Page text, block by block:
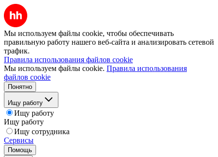
Мы используем файлы cookie, чтобы обеспечивать
правильную работу нашего веб-сайта и анализировать сетевой
трафик.
Правила использования файлов cookie
Мы используем файлы cookie. Правила использования
файлов cookie
Понятно
Ищу работу
Ищу работу
Ищу работу
Ищу сотрудника
Сервисы
Помощь